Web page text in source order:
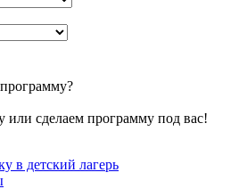
сделаем программу под вас!
в детский лагерь